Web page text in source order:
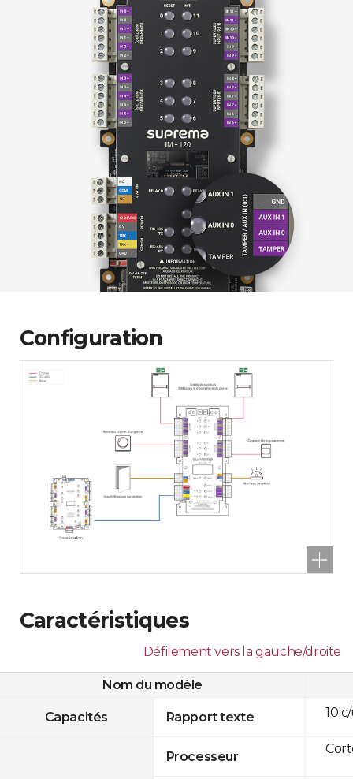
Configuration
Caractéristiques
Défilement vers la gauche/droite
Nom du modèle
Capacités Rapport texte
Processeur
10